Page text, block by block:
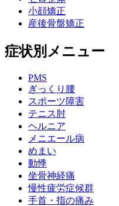
小顔矯正
産後骨盤矯正
症状別メニュー
PMS
ぎっくり腰
スポーツ障害
テニス肘
ヘルニア
メニエール病
めまい
動悸
坐骨神経痛
慢性疲労症候群
手首・指の痛み